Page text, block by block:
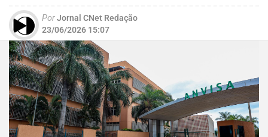
PorJornal CNet Redação
23/06/2026 15:07